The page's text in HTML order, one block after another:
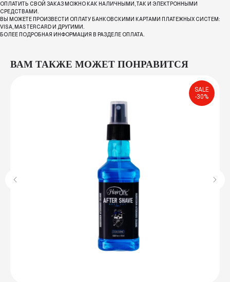
ОПЛАТИТЬ СВОЙ ЗАКАЗ МОЖНО КАК НАЛИЧНЫМИ, ТАК И ЭЛЕКТРОННЫМИ
СРЕДСТВАМИ.
ВЫ МОЖЕТЕ ПРОИЗВЕСТИ ОПЛАТУ БАНКОВСКИМИ КАРТАМИ ПЛАТЕЖНЫХ СИСТЕМ:
VISA, MASTERCARD И ДРУГИМИ.
БОЛЕЕ ПОДРОБНАЯ ИНФОРМАЦИЯ В РАЗДЕЛЕ ОПЛАТА.
ВАМ ТАКЖЕ МОЖЕТ ПОНРАВИТСЯ
SALE
-30%